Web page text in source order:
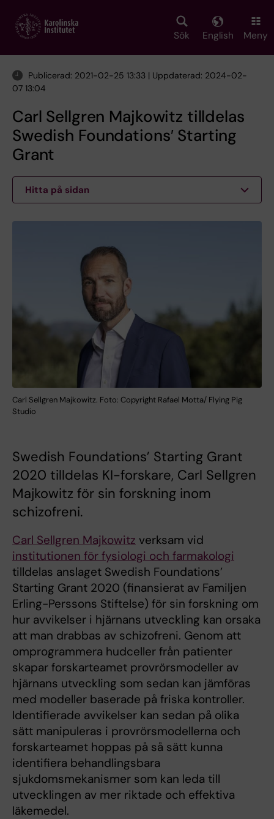
main
Sök English Meny
Publicerad: 2021-02-25 13:33 | Uppdaterad: 2024-02-
07 13:04
Carl Sellgren Majkowitz tilldelas
Swedish Foundations′ Starting
Grant
Hitta på sidan
Carl Sellgren Majkowitz. Foto: Copyright Rafael Motta/ Flying Pig
Studio
Swedish Foundations’ Starting Grant
2020 tilldelas KI-forskare, Carl Sellgren
Majkowitz för sin forskning inom
schizofreni.
Carl Sellgren Majkowitz verksam vid
institutionen för fysiologi och farmakologi
tilldelas anslaget Swedish Foundations’
Starting Grant 2020 (finansierat av Familjen
Erling-Perssons Stiftelse) för sin forskning om
hur avvikelser i hjärnans utveckling kan orsaka
att man drabbas av schizofreni. Genom att
omprogrammera hudceller från patienter
skapar forskarteamet provrörsmodeller av
hjärnans utveckling som sedan kan jämföras
med modeller baserade på friska kontroller.
Identifierade avvikelser kan sedan på olika
sätt manipuleras i provrörsmodellerna och
forskarteamet hoppas på så sätt kunna
identifiera behandlingsbara
sjukdomsmekanismer som kan leda till
utvecklingen av mer riktade och effektiva
läkemedel.